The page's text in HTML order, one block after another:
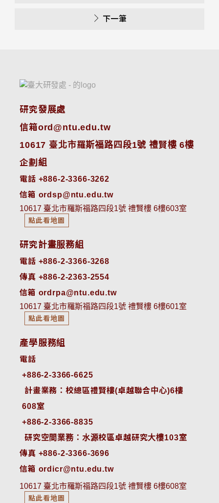
下一筆
研究發展處
信箱ord@ntu.edu.tw
10617 臺北市羅斯福路四段1號 禮賢樓 6樓
企劃組
電話 +886-2-3366-3262
信箱 ordsp@ntu.edu.tw
10617 臺北市羅斯福路四段1號 禮賢樓 6樓603室
點此看地圖
研究計畫服務組
電話 +886-2-3366-3268
傳真 +886-2-2363-2554
信箱 ordrpa@ntu.edu.tw
10617 臺北市羅斯福路四段1號 禮賢樓 6樓601室
點此看地圖
產學服務組
電話
+886-2-3366-6625
計畫業務：校總區禮賢樓(卓越聯合中心)6樓
608室
+886-2-3366-8835
研究空間業務：水源校區卓越研究大樓103室
傳真 +886-2-3366-3696
信箱 ordicr@ntu.edu.tw
10617 臺北市羅斯福路四段1號 禮賢樓 6樓608室
點此看地圖